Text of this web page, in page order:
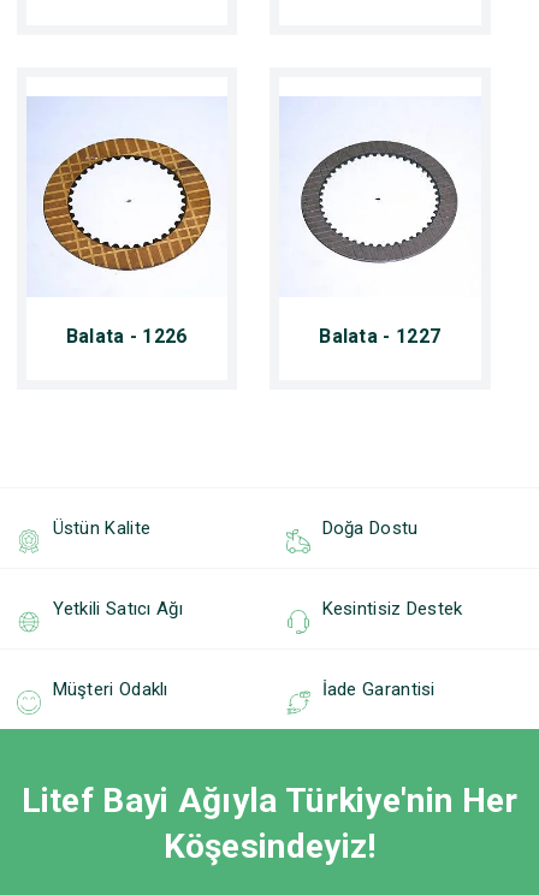
Balata - 1226 Balata - 1227
Üstün Kalite Doğa Dostu
Yetkili Satıcı Ağı Kesintisiz Destek
Müşteri Odaklı İade Garantisi
Litef Bayi Ağıyla Türkiye'nin Her
Köşesindeyiz!